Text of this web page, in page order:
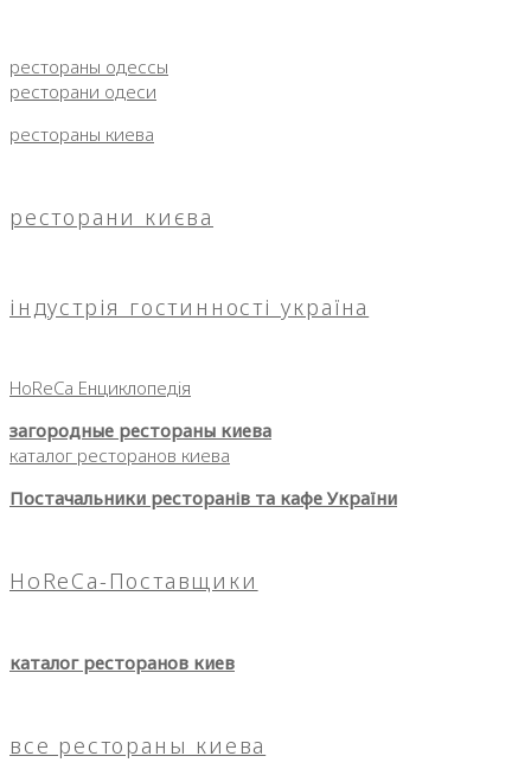
рестораны одессы
ресторани одеси
рестораны киева
ресторани києва
індустрія гостинності україна
HoReCa Енциклопедія
загородные рестораны киева
каталог ресторанов киева
Постачальники ресторанів та кафе України
HoReCa-Поставщики
каталог ресторанов киев
все рестораны киева